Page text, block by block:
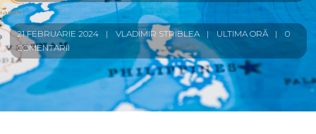
21 FEBRUARIE 2024 VLADIMIR STRIBLEA ULTIMA ORĂ
0
COMENTARII